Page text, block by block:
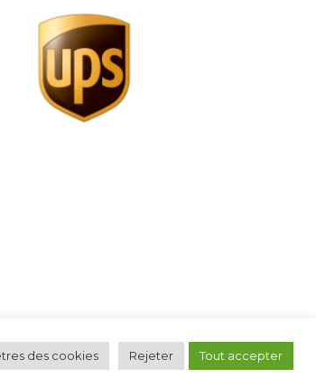
page
produit
des cookies Rejeter Tout accepter